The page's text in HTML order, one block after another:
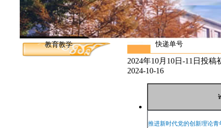
教育教学
2024年10月10日-11日投稿
2024-10-16
推进新时代党的创新理论青
快递单号